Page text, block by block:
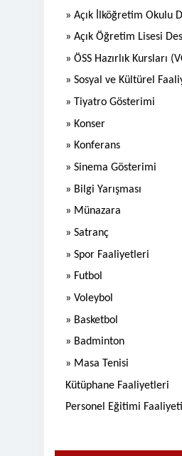
» Açık İlköğretim Okulu
» Açık Öğretim Lisesi
» ÖSS Hazırlık Kursları
» Sosyal ve Kültürel
» Tiyatro Gösterimi
» Konser
» Konferans
» Sinema Gösterimi
» Bilgi Yarışması
» Münazara
» Satranç
» Spor Faaliyetleri
» Futbol
» Voleybol
» Basketbol
» Badminton
» Masa Tenisi
Kütüphane Faaliyetleri
Personel Eğitimi Faaliyeti